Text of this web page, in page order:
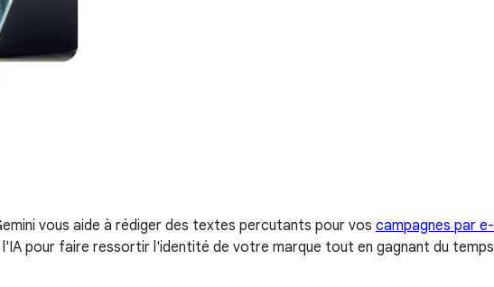
vous aide à rédiger des textes percutants pour vos campagnes par
pour faire ressortir l'identité de votre marque tout en gagnant du